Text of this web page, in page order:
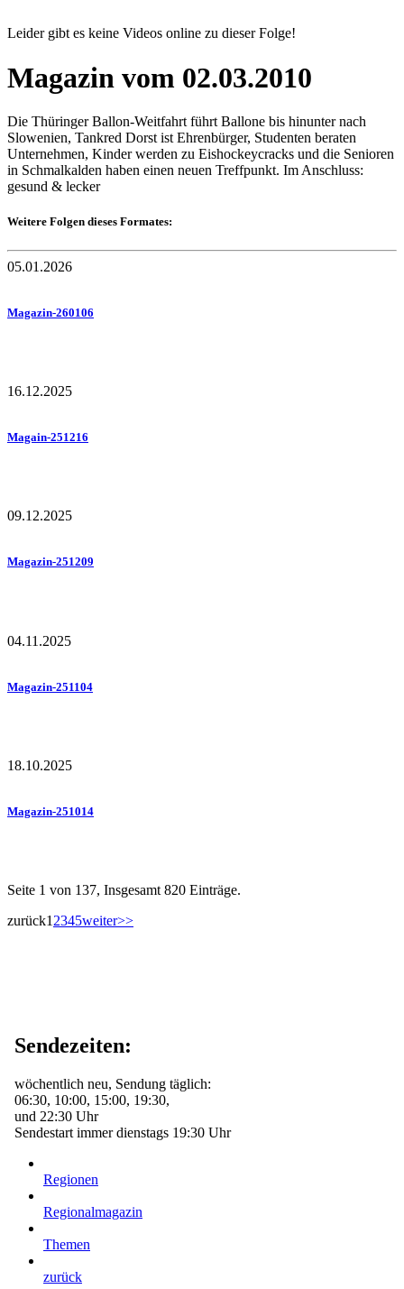
Leider gibt es keine Videos online zu dieser Folge!
Magazin vom 02.03.2010
Die Thüringer Ballon-Weitfahrt führt Ballone bis hinunter nach
Slowenien, Tankred Dorst ist Ehrenbürger, Studenten beraten
Unternehmen, Kinder werden zu Eishockeycracks und die Senioren
in Schmalkalden haben einen neuen Treffpunkt. Im Anschluss:
gesund & lecker
Weitere Folgen dieses Formates:
05.01.2026
Magazin-260106
16.12.2025
Magain-251216
09.12.2025
Magazin-251209
04.11.2025
Magazin-251104
18.10.2025
Magazin-251014
Seite 1 von 137, Insgesamt 820 Einträge.
zurück1 2345weiter>>
Sendezeiten:
wöchentlich neu, Sendung täglich:
06:30, 10:00, 15:00, 19:30,
und 22:30 Uhr
Sendestart immer dienstags 19:30 Uhr
Regionen
Regionalmagazin
Themen
zurück